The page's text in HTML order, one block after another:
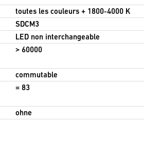
toutes les couleurs + 1800-4000 K
SDCM3
LED non interchangeable
> 60000
commutable
= 83
ohne